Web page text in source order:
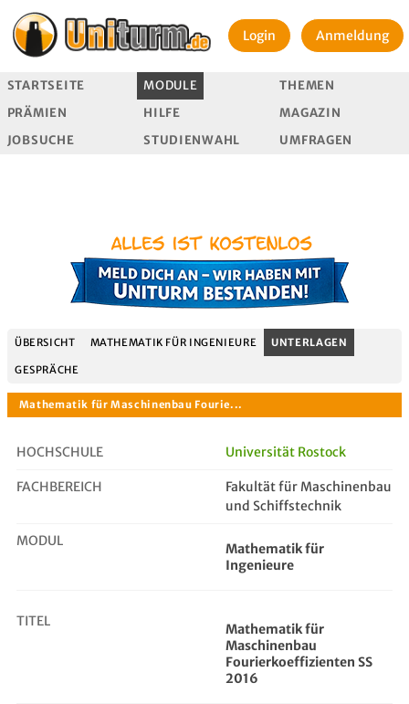
Login Anmeldung
STARTSEITE MODULE
THEMEN
PRÄMIEN
HILFE
MAGAZIN
JOBSUCHE
STUDIENWAHL UMFRAGEN
ÜBERSICHT MATHEMATIK FÜR INGENIEURE UNTERLAGEN
GESPRÄCHE
Mathematik für Maschinenbau Fourie...
HOCHSCHULE Universität Rostock
FACHBEREICH
Fakultät für Maschinenbau
und Schiffstechnik
MODUL
Mathematik für
Ingenieure
TITEL
Mathematik für
Maschinenbau
Fourierkoeffizienten SS
2016